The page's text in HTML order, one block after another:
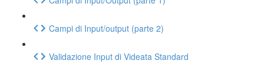
Campi di Input/output (parte 2)
Validazione Input di Videata Standard